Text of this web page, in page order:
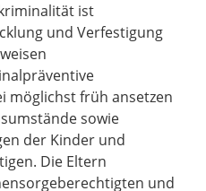
ist
und Verfestigung
möglichst früh ansetzen
sowie
der Kinder und
Die Eltern
und